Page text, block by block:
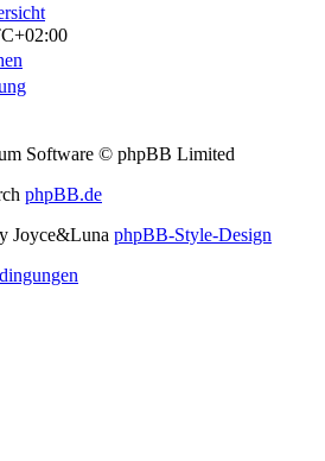
Software © phpBB Limited
phpBB.de
Joyce&Luna phpBB-Style-Design